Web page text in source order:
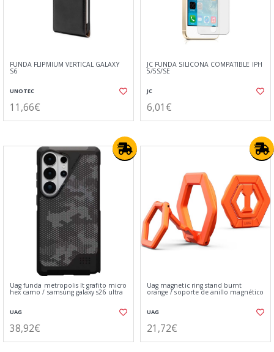
FUNDA FLIPMIUM VERTICAL GALAXY
S6
UNOTEC
11,66€
JC FUNDA SILICONA COMPATIBLE IPH
5/5S/SE
JC
6,01€
Uag funda metropolis lt grafito micro
hex camo / samsung galaxy s26 ultra
UAG
38,92€
Uag magnetic ring stand burnt
orange / soporte de anillo magnético
UAG
21,72€